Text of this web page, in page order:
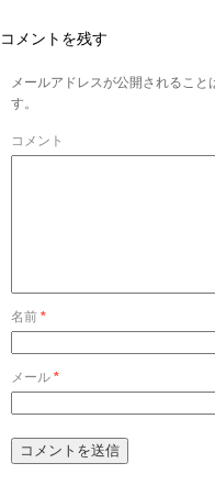
コメントを残す
メールアドレスが公開されるこ
す。
コメント
名前 *
メール *